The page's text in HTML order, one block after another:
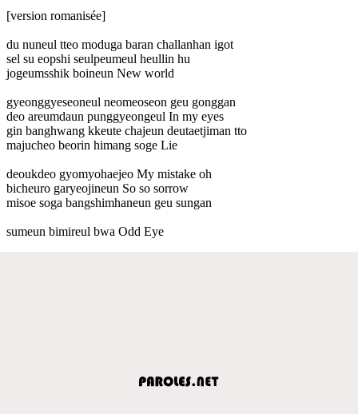
[version romanisée]
du nuneul tteo moduga baran challanhan igot
sel su eopshi seulpeumeul heullin hu
jogeumsshik boineun New world
gyeonggyeseoneul neomeoseon geu gonggan
deo areumdaun punggyeongeul In my eyes
gin banghwang kkeute chajeun deutaetjiman tto
majucheo beorin himang soge Lie
deoukdeo gyomyohaejeo My mistake oh
bicheuro garyeojineun So so sorrow
misoe soga bangshimhaneun geu sungan
sumeun bimireul bwa Odd Eye